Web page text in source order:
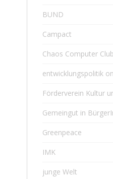
BUND
Campact
Chaos Computer Club
entwicklungspolitik
Förderverein Kultur
Gemeingut in
Greenpeace
IMK
junge Welt